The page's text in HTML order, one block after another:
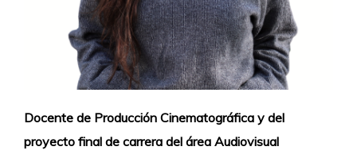
Docente de Producción Cinematográfica y del
proyecto final de carrera del área Audiovisual